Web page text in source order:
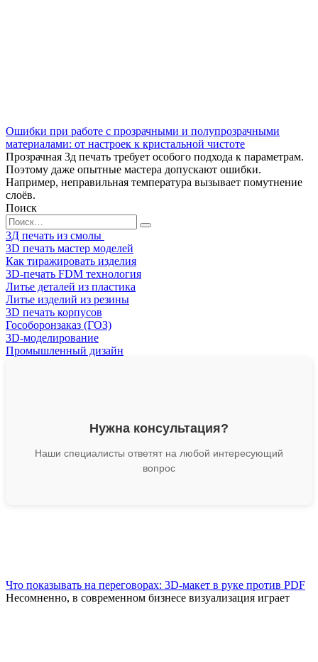
Ошибки при работе с прозрачными и полупрозрачными
материалами: от настроек к кристальной чистоте
Прозрачная 3д печать требует особого подхода к параметрам.
Поэтому даже опытные мастера допускают ошибки.
Например, неправильная температура вызывает помутнение
слоёв.
Поиск
Search
for:
3Д печать из смолы
3D печать мастер моделей
Как тиражировать изделия
3D-печать FDM технология
Литье деталей из пластика
Литье изделий из резины
3D печать корпусов
Гособоронзаказ (ГОЗ)
3D-моделирование
Промышленный дизайн
Нужна консультация?
Наши специалисты ответят на любой интересующий
вопрос
Что показывать на переговорах: 3D-макет в руке против PDF
Несомненно, в современном бизнесе визуализация играет